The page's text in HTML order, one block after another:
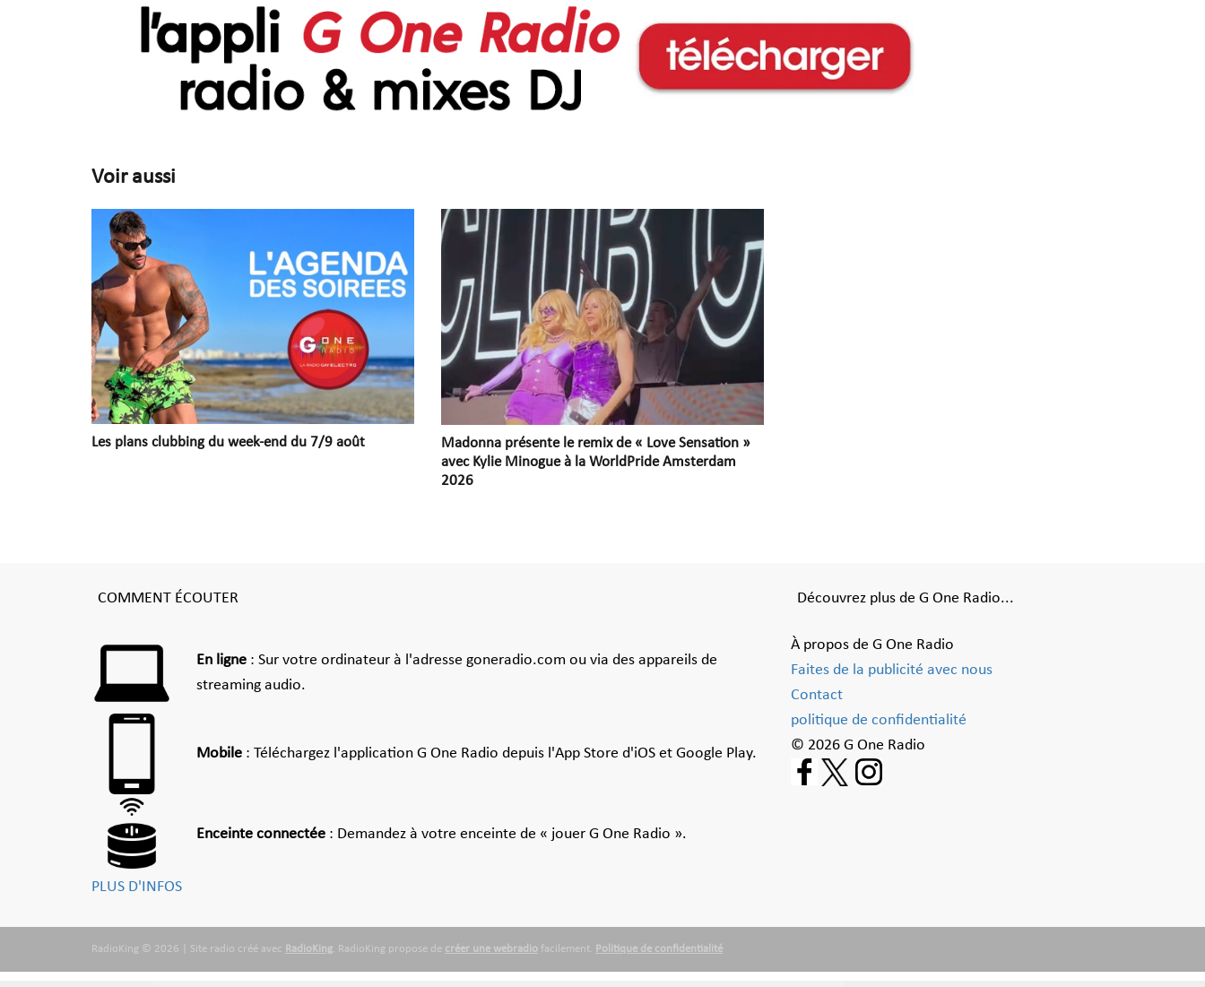
Voir aussi
Les plans clubbing du week-end du 7/9 août
Madonna présente le remix de « Love Sensation »
avec Kylie Minogue à la WorldPride Amsterdam
2026
COMMENT ÉCOUTER
En ligne : Sur votre ordinateur à l'adresse goneradio.com ou via des appareils de
streaming audio.
Mobile : Téléchargez l'application G One Radio depuis l'App Store d'iOS et Google Play.
Enceinte connectée : Demandez à votre enceinte de « jouer G One Radio ».
PLUS D'INFOS
Découvrez plus de G One Radio...
À propos de G One Radio
Faites de la publicité avec nous
Contact
politique de confidentialité
© 2026 G One Radio
RadioKing © 2026 | Site radio créé avec RadioKing. RadioKing propose de créer une webradio facilement. Politique de confidentialité